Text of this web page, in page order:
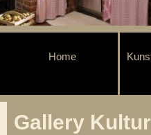
Home
Gallery